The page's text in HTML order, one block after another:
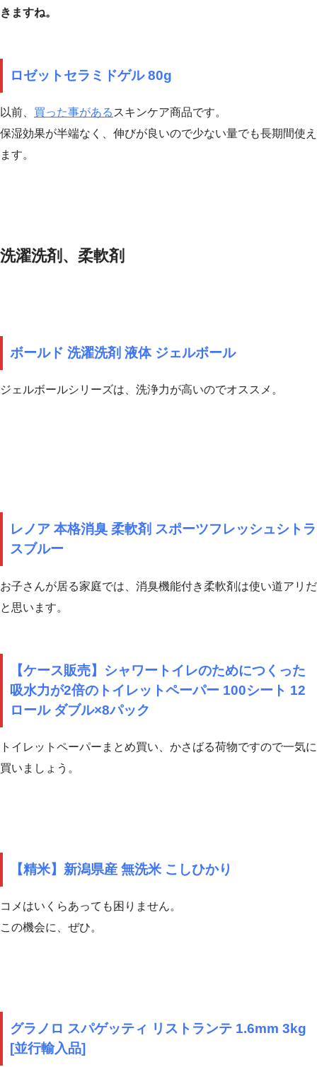
きますね。
ロゼットセラミドゲル 80g
以前、 買った事があるスキンケア商品です。
保湿効果が半端なく、伸びが良いので少ない量でも長期間使え
ます。
洗濯洗剤、柔軟剤
ボールド 洗濯洗剤 液体 ジェルボール
ジェルボールシリーズは、洗浄力が高いのでオススメ。
レノア 本格消臭 柔軟剤 スポーツフレッシュシトラ
スブルー
お子さんが居る家庭では、消臭機能付き柔軟剤は使い道アリだ
と思います。
【ケース販売】シャワートイレのためにつくった
吸水力が2倍のトイレットペーパー 100シート 12
ロール ダブル×8パック
トイレットペーパーまとめ買い、かさばる荷物ですので一気に
買いましょう。
【精米】新潟県産 無洗米 こしひかり
コメはいくらあっても困りません。
この機会に、ぜひ。
グラノロ スパゲッティ リストランテ 1.6mm 3kg
[並行輸入品]